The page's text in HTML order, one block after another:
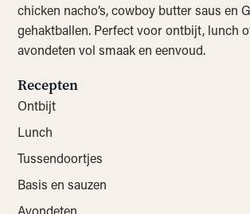
chicken nacho’s, cowboy butter saus en
gehaktballen. Perfect voor ontbijt, lunch
avondeten vol smaak en eenvoud.
Recepten
Ontbijt
Lunch
Tussendoortjes
Basis en sauzen
Avondeten